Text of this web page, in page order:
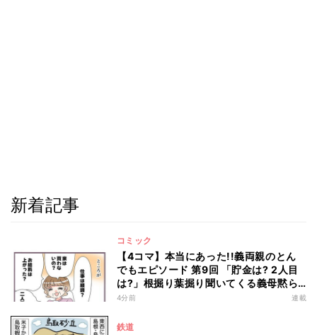
新着記事
コミック
【4コマ】本当にあった!!義両親のとん
でもエピソード 第9回 「貯金は? 2人目
は?」根掘り葉掘り聞いてくる義母黙ら
せた一言
4分前 連載
鉄道